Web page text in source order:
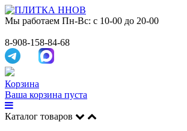
Мы работаем Пн-Вс: с 10-00 до 20-00
8-908-158-84-68
Корзина
Ваша корзина пуста
Каталог товаров